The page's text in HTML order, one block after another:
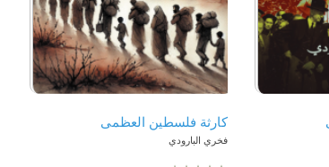
كارثة فلسطين العظمى
فخري البارودي